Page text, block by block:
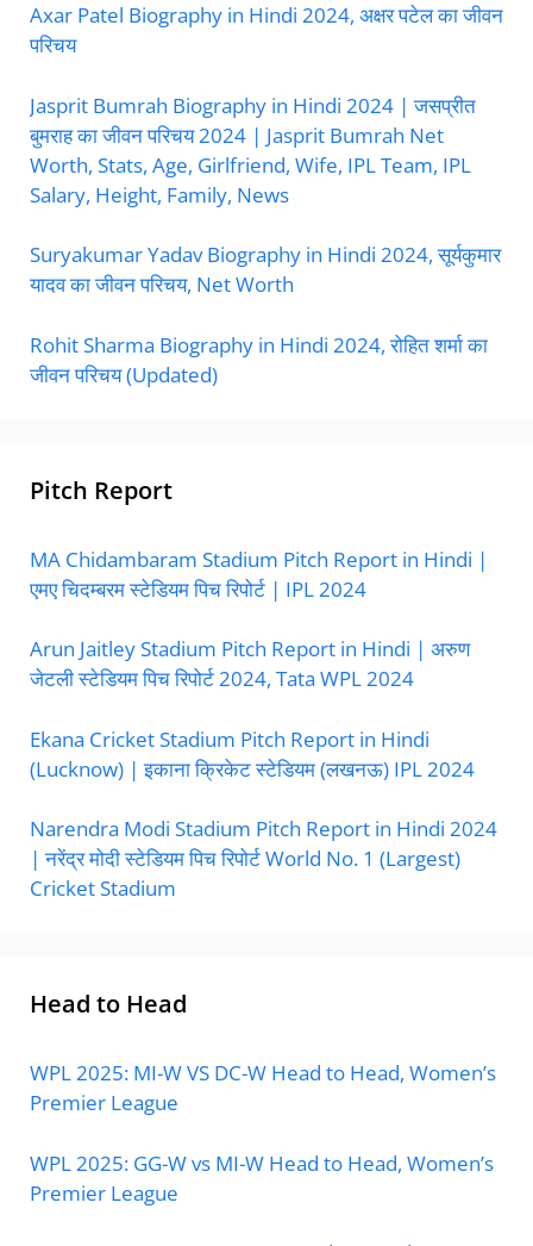
Axar Patel Biography in Hindi 2024, अक्षर पटेल का जीवन
परिचय
Jasprit Bumrah Biography in Hindi 2024 | जसप्रीत
बुमराह का जीवन परिचय 2024 | Jasprit Bumrah Net
Worth, Stats, Age, Girlfriend, Wife, IPL Team, IPL
Salary, Height, Family, News
Suryakumar Yadav Biography in Hindi 2024, सूर्यकुमार
यादव का जीवन परिचय, Net Worth
Rohit Sharma Biography in Hindi 2024, रोहित शर्मा का
जीवन परिचय (Updated)
Pitch Report
MA Chidambaram Stadium Pitch Report in Hindi |
एमए चिदम्बरम स्टेडियम पिच रिपोर्ट | IPL 2024
Arun Jaitley Stadium Pitch Report in Hindi | अरुण
जेटली स्टेडियम पिच रिपोर्ट 2024, Tata WPL 2024
Ekana Cricket Stadium Pitch Report in Hindi
(Lucknow) | इकाना क्रिकेट स्टेडियम (लखनऊ) IPL 2024
Narendra Modi Stadium Pitch Report in Hindi 2024
| नरेंद्र मोदी स्टेडियम पिच रिपोर्ट World No. 1 (Largest)
Cricket Stadium
Head to Head
WPL 2025: MI-W VS DC-W Head to Head, Women’s
Premier League
WPL 2025: GG-W vs MI-W Head to Head, Women’s
Premier League